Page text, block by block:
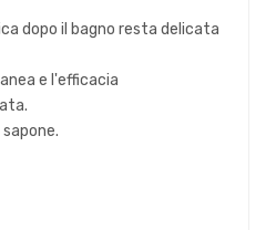
dopo il bagno resta delicata
e l'efficacia